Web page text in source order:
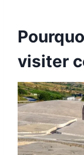
visiter